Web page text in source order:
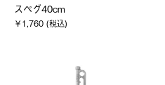
スペグ40cm
￥1,760 (税込)